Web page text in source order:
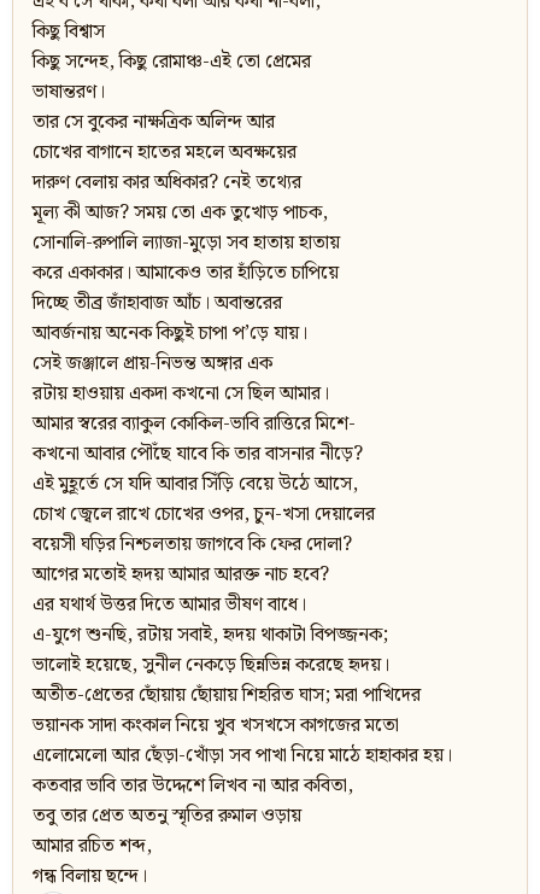
কিছু বিশ্বাস
কিছু সন্দেহ, কিছু রোমাঞ্চ-এই তো প্রেমের
ভাষান্তরণ।
তার সে বুকের নাক্ষত্রিক অলিন্দ আর
চোখের বাগানে হাতের মহলে অবক্ষয়ের
দারুণ বেলায় কার অধিকার? নেই তথ্যের
মূল্য কী আজ? সময় তো এক তুখোড় পাচক,
সোনালি-রুপালি ল্যাজা-মুড়ো সব হাতায় হাতায়
করে একাকার। আমাকেও তার হাঁড়িতে চাপিয়ে
দিচ্ছে তীব্র জাঁহাবাজ আঁচ। অবান্তরের
আবর্জনায় অনেক কিছুই চাপা প’ড়ে যায়।
সেই জঞ্জালে প্রায়-নিভন্ত অঙ্গার এক
রটায় হাওয়ায় একদা কখনো সে ছিল আমার।
আমার স্বরের ব্যাকুল কোকিল-ভাবি রাত্তিরে মিশে-
কখনো আবার পৌঁছে যাবে কি তার বাসনার নীড়ে?
এই মুহূর্তে সে যদি আবার সিঁড়ি বেয়ে উঠে আসে,
চোখ জ্বেলে রাখে চোখের ওপর, চুন-খসা দেয়ালের
বয়েসী ঘড়ির নিশ্চলতায় জাগবে কি ফের দোলা?
আগের মতোই হৃদয় আমার আরক্ত নাচ হবে?
এর যথার্থ উত্তর দিতে আমার ভীষণ বাধে।
এ-যুগে শুনছি, রটায় সবাই, হৃদয় থাকাটা বিপজ্জনক;
ভালোই হয়েছে, সুনীল নেকড়ে ছিন্নভিন্ন করেছে হৃদয়।
অতীত-প্রেতের ছোঁয়ায় ছোঁয়ায় শিহরিত ঘাস; মরা পাখিদের
ভয়ানক সাদা কংকাল নিয়ে খুব খসখসে কাগজের মতো
এলোমেলো আর ছেঁড়া-খোঁড়া সব পাখা নিয়ে মাঠে হাহাকার হয়।
কতবার ভাবি তার উদ্দেশে লিখব না আর কবিতা,
তবু তার প্রেত অতনু স্মৃতির রুমাল ওড়ায়
আমার রচিত শব্দ,
গন্ধ বিলায় ছন্দে।